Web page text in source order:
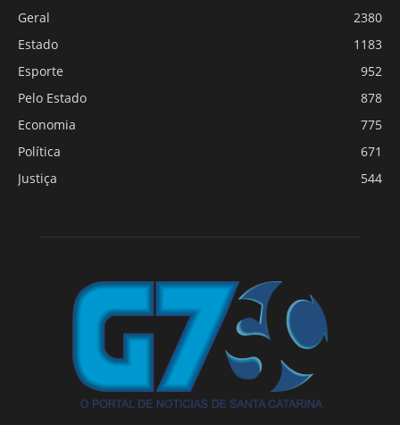
Geral
2380
Estado
1183
Esporte
952
Pelo Estado
878
Economia
775
Política
671
Justiça
544